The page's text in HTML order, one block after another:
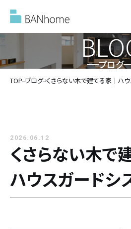
イベント情報
バンホームの家づくり
ブログ
TOP ブログ くさらない木で建てる家｜ハウ
2026.06.12
くさらない木で
ハウスガードシ